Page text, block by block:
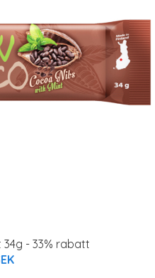
- 33% rabatt